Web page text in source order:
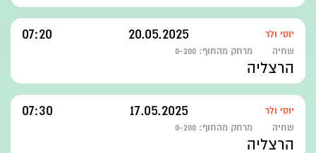
יוסי ולר 20.05.2025
07:20
שחיה מרחק מהחוף: 0-200
הרצליה
יוסי ולר 17.05.2025
07:30
שחיה מרחק מהחוף: 0-200
הרצליה